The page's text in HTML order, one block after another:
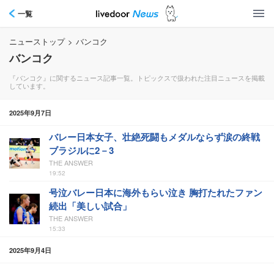
一覧
ニューストップ > バンコク
バンコク
『バンコク』に関するニュース記事一覧。トピックスで扱われた注目ニュースを掲載
しています。
2025年9月7日
バレー日本女子、壮絶死闘もメダルならず涙の終戦
ブラジルに2－3
THE ANSWER
19:52
号泣バレー日本に海外もらい泣き 胸打たれたファン
続出「美しい試合」
THE ANSWER
15:33
2025年9月4日